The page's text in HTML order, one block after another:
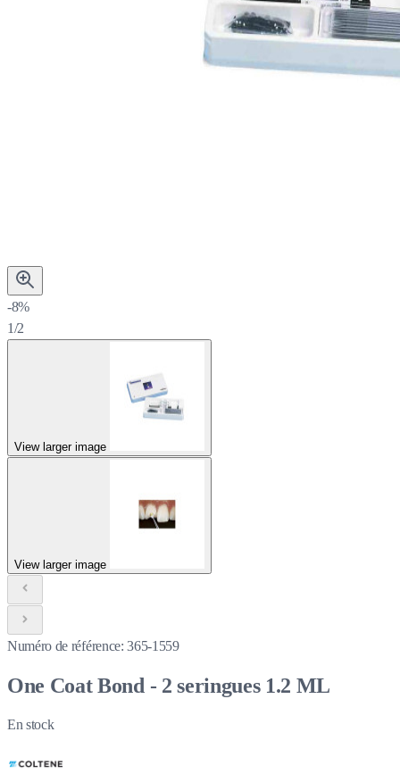
-8%
1/2
View larger image
View larger image
Numéro de référence: 365-1559
One Coat Bond - 2 seringues 1.2 ML
En stock